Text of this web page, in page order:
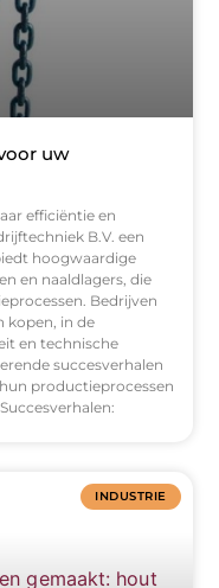
uw
efficiëntie en
B.V. een
hoogwaardige
en naaldlagers, die
Bedrijven
kopen, in de
en technische
succesverhalen
productieprocessen
INDUSTRIE